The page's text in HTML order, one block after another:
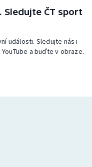
Sledujte ČT sport
události. Sledujte nás i
a buďte v obraze.